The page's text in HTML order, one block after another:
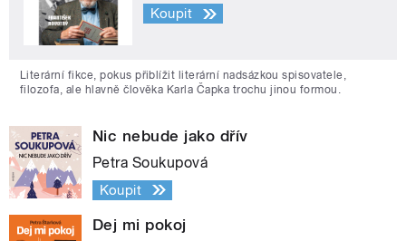
Koupit
Literární fikce, pokus přiblížit literární nadsázkou spisovatele,
filozofa, ale hlavně člověka Karla Čapka trochu jinou formou.
Nic nebude jako dřív
Petra Soukupová
Koupit
Dej mi pokoj